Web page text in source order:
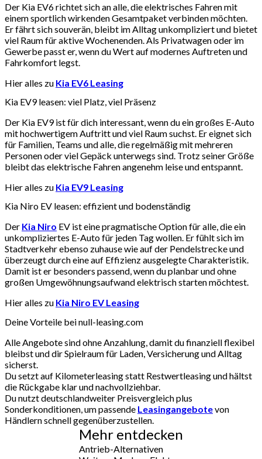
Der Kia EV6 richtet sich an alle, die elektrisches Fahren mit
einem sportlich wirkenden Gesamtpaket verbinden möchten.
Er fährt sich souverän, bleibt im Alltag unkompliziert und bietet
viel Raum für aktive Wochenenden. Als Privatwagen oder im
Gewerbe passt er, wenn du Wert auf modernes Auftreten und
Fahrkomfort legst.
Hier alles zu Kia EV6 Leasing
Kia EV9 leasen: viel Platz, viel Präsenz
Der Kia EV9 ist für dich interessant, wenn du ein großes E-Auto
mit hochwertigem Auftritt und viel Raum suchst. Er eignet sich
für Familien, Teams und alle, die regelmäßig mit mehreren
Personen oder viel Gepäck unterwegs sind. Trotz seiner Größe
bleibt das elektrische Fahren angenehm leise und entspannt.
Hier alles zu Kia EV9 Leasing
Kia Niro EV leasen: effizient und bodenständig
Der Kia Niro EV ist eine pragmatische Option für alle, die ein
unkompliziertes E-Auto für jeden Tag wollen. Er fühlt sich im
Stadtverkehr ebenso zuhause wie auf der Pendelstrecke und
überzeugt durch eine auf Effizienz ausgelegte Charakteristik.
Damit ist er besonders passend, wenn du planbar und ohne
großen Umgewöhnungsaufwand elektrisch starten möchtest.
Hier alles zu Kia Niro EV Leasing
Deine Vorteile bei null-leasing.com
Alle Angebote sind ohne Anzahlung, damit du finanziell flexibel
bleibst und dir Spielraum für Laden, Versicherung und Alltag
sicherst.
Du setzt auf Kilometerleasing statt Restwertleasing und hältst
die Rückgabe klar und nachvollziehbar.
Du nutzt deutschlandweiter Preisvergleich plus
Sonderkonditionen, um passende Leasingangebotevon
Händlern schnell gegenüberzustellen.
Mehr entdecken
Antrieb-Alternativen